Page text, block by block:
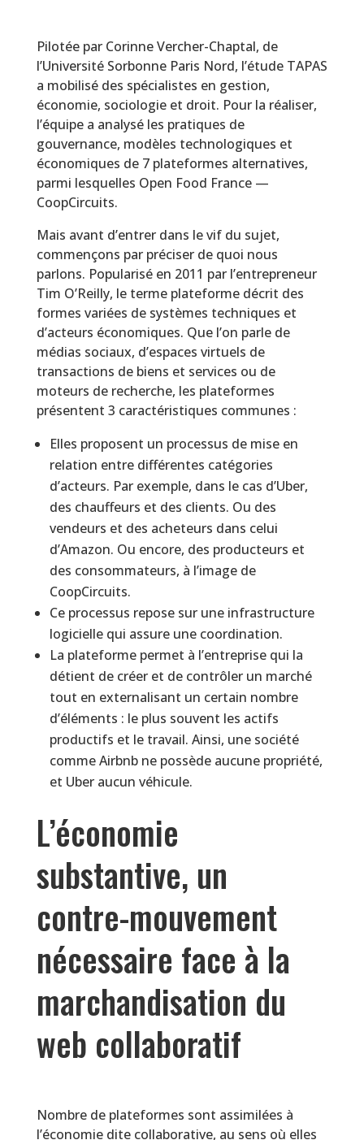
Pilotée par Corinne Vercher-Chaptal, de
l’Université Sorbonne Paris Nord, l’étude TAPAS
a mobilisé des spécialistes en gestion,
économie, sociologie et droit. Pour la réaliser,
l’équipe a analysé les pratiques de
gouvernance, modèles technologiques et
économiques de 7 plateformes alternatives,
parmi lesquelles Open Food France —
CoopCircuits.
Mais avant d’entrer dans le vif du sujet,
commençons par préciser de quoi nous
parlons. Popularisé en 2011 par l’entrepreneur
Tim O’Reilly, le terme plateforme décrit des
formes variées de systèmes techniques et
d’acteurs économiques. Que l’on parle de
médias sociaux, d’espaces virtuels de
transactions de biens et services ou de
moteurs de recherche, les plateformes
présentent 3 caractéristiques communes :
Elles proposent un processus de mise en
relation entre différentes catégories
d’acteurs. Par exemple, dans le cas d’Uber,
des chauffeurs et des clients. Ou des
vendeurs et des acheteurs dans celui
d’Amazon. Ou encore, des producteurs et
des consommateurs, à l’image de
CoopCircuits.
Ce processus repose sur une infrastructure
logicielle qui assure une coordination.
La plateforme permet à l’entreprise qui la
détient de créer et de contrôler un marché
tout en externalisant un certain nombre
d’éléments : le plus souvent les actifs
productifs et le travail. Ainsi, une société
comme Airbnb ne possède aucune propriété,
et Uber aucun véhicule.
L’économie
substantive, un
contre-mouvement
nécessaire face à la
marchandisation du
web collaboratif
Nombre de plateformes sont assimilées à
l’économie dite collaborative, au sens où elles